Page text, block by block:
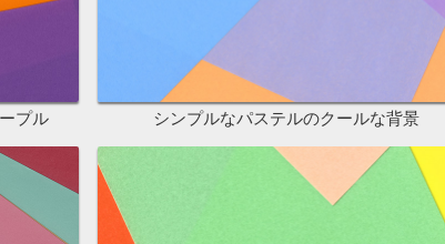
プル シンプルなパステルのクールな背景